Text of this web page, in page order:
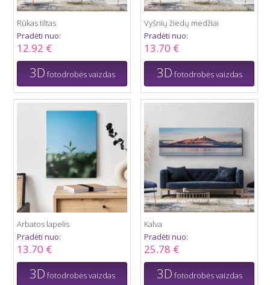
Rūkas tiltas
Pradėti nuo:
12.92 €
3D fotodrobės vaizdas
Vyšnių žiedų medžiai
Pradėti nuo:
13.70 €
3D fotodrobės vaizdas
Arbatos lapelis
Pradėti nuo:
13.70 €
3D fotodrobės vaizdas
Kalva
Pradėti nuo:
25.78 €
3D fotodrobės vaizdas